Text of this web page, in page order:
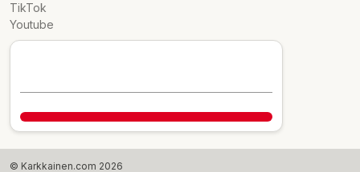
TikTok
Youtube
© Karkkainen.com 2026